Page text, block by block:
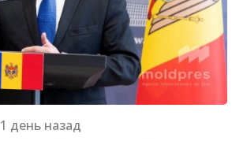
/ 1 день назад